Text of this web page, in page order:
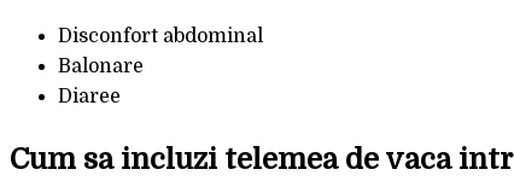
Disconfort abdominal
Balonare
Diaree
Cum sa incluzi telemea de vaca